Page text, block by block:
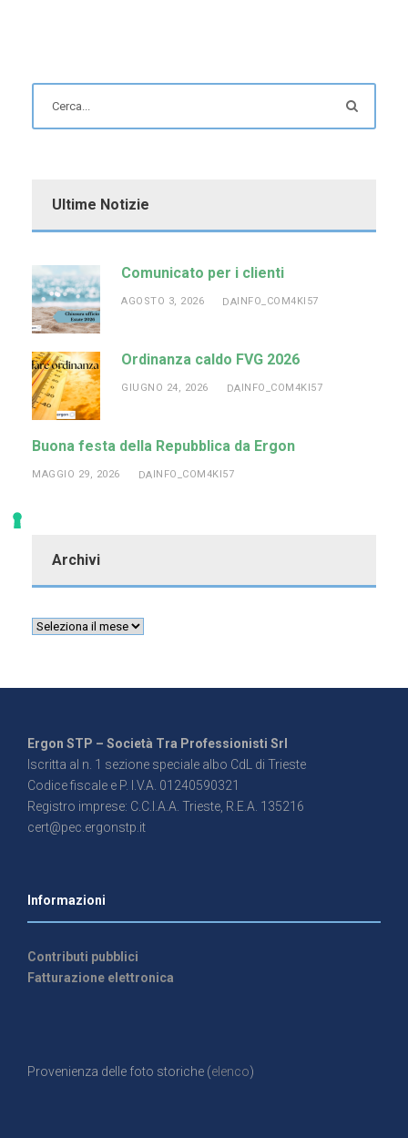
Ultime Notizie
Comunicato per i clienti
AGOSTO 3, 2026 DAINFO_COM4KI57
Ordinanza caldo FVG 2026
GIUGNO 24, 2026 DAINFO_COM4KI57
Buona festa della Repubblica da Ergon
MAGGIO 29, 2026 DAINFO_COM4KI57
Archivi
Ergon STP – Società Tra Professionisti Srl
Iscritta al n. 1 sezione speciale albo CdL di Trieste
Codice fiscale e P. I.V.A. 01240590321
Registro imprese: C.C.I.A.A. Trieste, R.E.A. 135216
cert@pec.ergonstp.it
Informazioni
Contributi pubblici
Fatturazione elettronica
Provenienza delle foto storiche (elenco)